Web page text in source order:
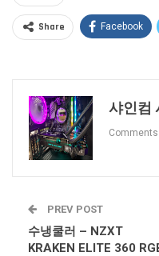
Share Facebook
샤인컴
Comments
PREV POST
수냉쿨러 – NZXT
KRAKEN ELITE 360